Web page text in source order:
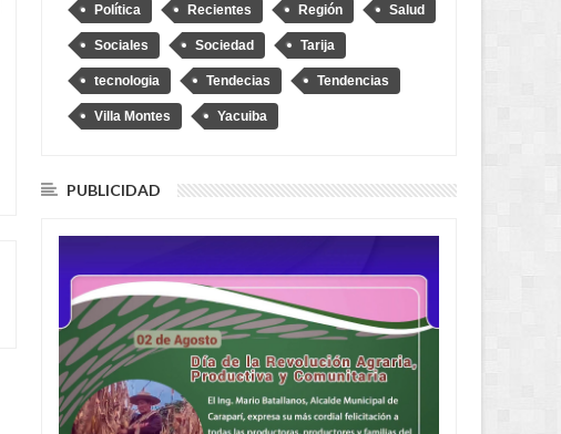
Horacio Bass Werner logra
importante donación del BID para
Política Recientes Región Salud
Sociales Sociedad Tarija
tecnologia Tendecias Tendencias
Villa Montes Yacuiba
PUBLICIDAD